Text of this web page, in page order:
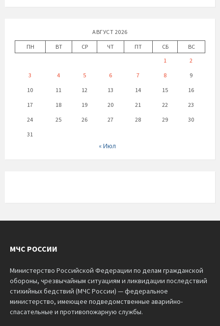
АВГУСТ 2026
ПН
ВТ СР ЧТ ПТ СБ
ВС
1
2
3
4 5 6 7 8
9
10
11 12 13 14 15
16
17
18 19 20 21 22
23
24
25 26 27 28 29
30
31
« Июл
МЧС РОССИИ
Министерство Российской Федерации по делам гражданской
обороны, чрезвычайным ситуациям и ликвидации последствий
стихийных бедствий (МЧС России) — федеральное
министерство, имеющее подведомственные аварийно-
спасательные и противопожарную службы.